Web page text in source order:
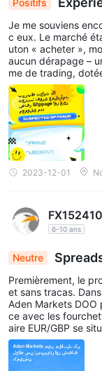
tion
ort
Je me souviens
c eux. Le marché
uton « acheter »,
aucun dérapage –
me de trading,
our en temps réel,
heures de trading
ment aucun temps
pour mes métiers.
service client. Une
s paramètres de
se dans les 3
on utile de
emble un service
2023-12-01
6-10 ans
Neutre
sparentes
Premièrement, le
et sans tracas.
Aden Markets
ce avec les
aire EUR/GBP se
endant les heures
ure de commission
et avantage aux